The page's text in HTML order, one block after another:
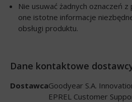
Nie usuwać żadnych oznaczeń
one istotne informacje
obsługi produktu.
Dane kontaktowe
DostawcaGoodyear S.A.
EPREL Customer